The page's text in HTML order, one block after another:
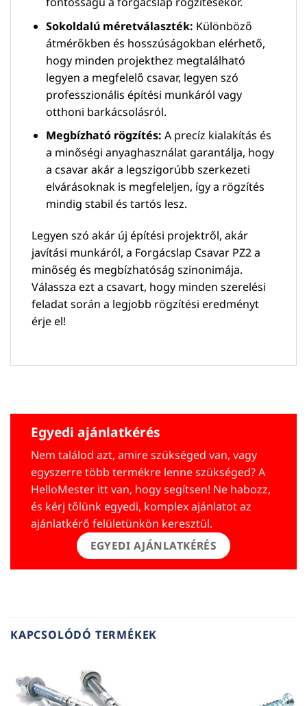
Sokoldalú méretválaszték: Különböző
átmérőkben és hosszúságokban elérhető,
hogy minden projekthez megtalálható
legyen a megfelelő csavar, legyen szó
professzionális építési munkáról vagy
otthoni barkácsolásról.
Megbízható rögzítés: A precíz kialakítás és
a minőségi anyaghasználat garantálja, hogy
a csavar akár a legszigorúbb szerkezeti
elvárásoknak is megfeleljen, így a rögzítés
mindig stabil és tartós lesz.
Legyen szó akár új építési projektről, akár
javítási munkáról, a Forgácslap Csavar PZ2 a
minőség és megbízhatóság szinonimája.
Válassza ezt a csavart, hogy minden szerelési
feladat során a legjobb rögzítési eredményt
érje el!
Egyedi ajánlatkérés
Nem találod azt, amire szükséged van, vagy
egyszerre több termékre lenne szükséged? A
HelloMester itt van, hogy segítsen! Ne habozz,
és kérj tőlünk egyedi, komplex ajánlatot az
ajánlatkérő felületünkön keresztül.
EGYEDI AJÁNLATKÉRÉS
KAPCSOLÓDÓ TERMÉKEK